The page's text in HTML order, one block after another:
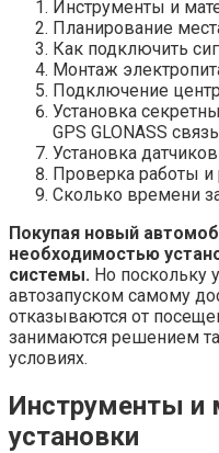
Инструменты и
Планирование
Как подключить
Монтаж
Подключение
Установка
GPS GLONASS
Установка
Проверка работы и
Сколько времени
Покупая новый
необходимостью
системы. Но поскольку
автозапуском самому
отказываются от
занимаются решением
условиях.
Инструменты и
установки